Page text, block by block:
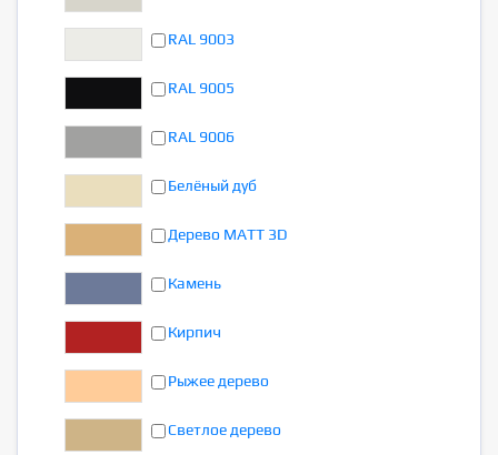
RAL 9003
RAL 9005
RAL 9006
Белёный дуб
Дерево MATT 3D
Камень
Кирпич
Рыжее дерево
Светлое дерево